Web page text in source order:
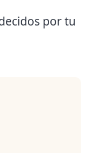
por tu